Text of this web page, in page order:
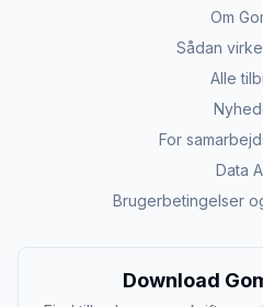
Om
Sådan
Alle
For
Data
Brugerbetingelser
Download